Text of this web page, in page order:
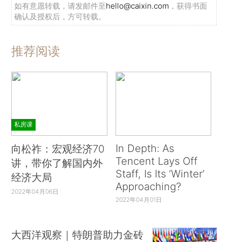
如有意愿转载，请发邮件至hello@caixin.com ，获得书面
确认及授权后，方可转载。
推荐阅读
私房课
向松祚：宏观经济70
讲，带你了解国内外
经济大局
2022年04月06日
In Depth: As
Tencent Lays Off
Staff, Is Its ‘Winter’
Approaching?
2022年04月01日
大西洋观察｜特朗普助力金砖